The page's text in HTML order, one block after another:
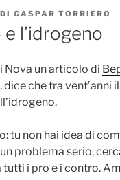
DI GASPAR TORRIERO
l’idrogeno
Nova un articolo di
che tra
tu non hai idea di
problema serio,
tutti i pro e i contro.